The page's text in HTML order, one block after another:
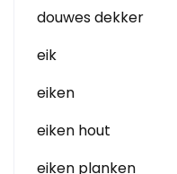
douwes dekker
eik
eiken
eiken hout
eiken planken